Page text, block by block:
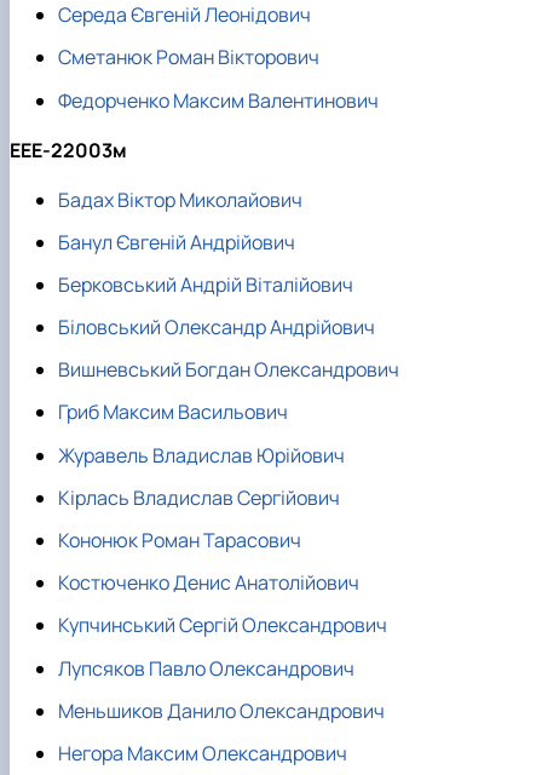
Середа Євгеній Леонідович
Сметанюк Роман Вікторович
Федорченко Максим Валентинович
ЕЕЕ-22003м
Бадах Віктор Миколайович
Банул Євгеній Андрійович
Берковський Андрій Віталійович
Біловський Олександр Андрійович
Вишневський Богдан Олександрович
Гриб Максим Васильович
Журавель Владислав Юрійович
Кірлась Владислав Сергійович
Кононюк Роман Тарасович
Костюченко Денис Анатолійович
Купчинський Сергій Олександрович
Лупсяков Павло Олександрович
Меньшиков Данило Олександрович
Негора Максим Олександрович